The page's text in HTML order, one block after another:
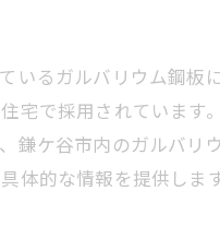
いるガルバリウム鋼
宅で採用されていま
鎌ケ谷市内のガルバ
体的な情報を提供しま